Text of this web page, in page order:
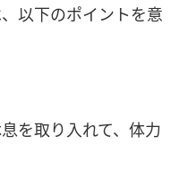
以下のポイントを意
を取り入れて、体力